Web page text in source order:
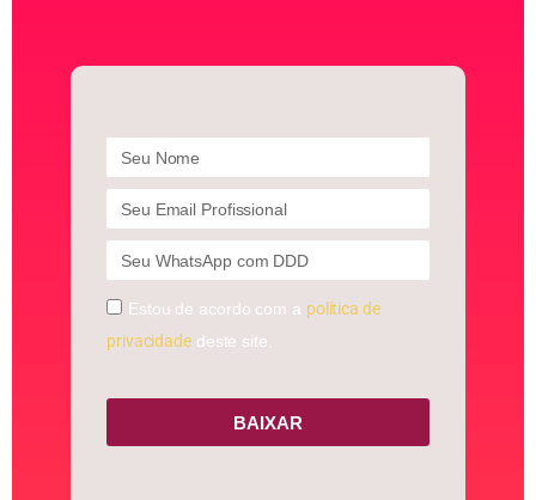
Estou de acordo com a política de
privacidadedeste site.
BAIXAR